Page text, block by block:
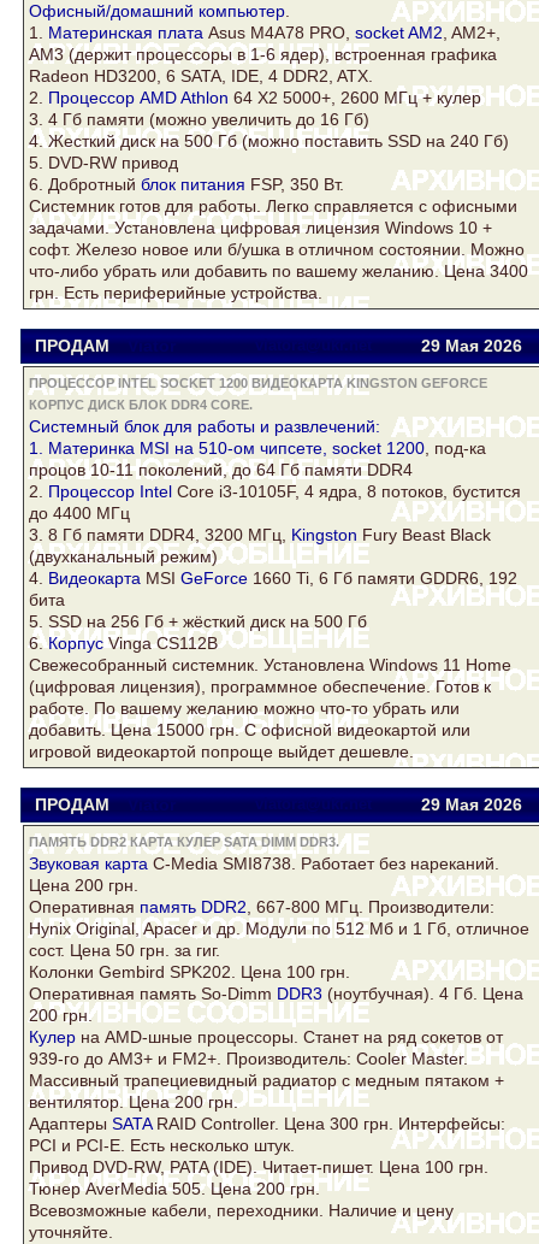
Офисный/домашний компьютер
1. Материнская плата Asus M4A78 PRO, socket AM2 , AM2+,
AM3 (держит процессоры в 1-6 ядер), встроенная графика
Radeon HD3200, 6 SATA, IDE, 4 DDR2 , ATX.
2. Процессор AMD Athlon 64 Х2 5000+, 2600 МГц +кулер
3. 4 Гб памяти (можно увеличить до 16 Гб)
4. Жесткийдискна 500 Гб (можно поставить SSD на 240 Гб)
5. DVD-RW привод
6. Добротный блок питания FSP, 350 Вт.
Системник готов для работы. Легко справляется с офисными
задачами. Установлена цифровая лицензия Windows 10 +
софт. Железо новое или б/ушка в отличном состоянии. Можно
что-либо убрать или добавить по вашему желанию. Цена 3400
грн. Есть периферийные устройства.
ПРОДАМ Viator viatora@ukr.net 29 Мая 2026
ПРОЦЕССОР INTEL SOCKET 1200 ВИДЕОКАРТА KINGSTON GEFORCE
КОРПУС ДИСК БЛОК DDR4 CORE.
Системный блок для работы и развлечений:
1. Материнка MSI на 510-ом чипсете, socket 1200 , под-ка
процов 10-11 поколений, до 64 Гб памятиDDR4
2. Процессор Intel Core i3-10105F, 4 ядра, 8 потоков, бустится
до 4400 МГц
3. 8 Гб памяти DDR4 , 3200 МГц, Kingston Fury Beast Black
(двухканальный режим)
4. Видеокарта MSI GeForce 1660 Ti, 6 Гб памяти GDDR6, 192
бита
5. SSD на 256 Гб + жёсткий диск на 500 Гб
6.Корпус Vinga CS112B
Свежесобранный системник. Установлена Windows 11 Home
(цифровая лицензия), программное обеспечение. Готов к
работе. По вашему желанию можно что-то убрать или
добавить. Цена 15000 грн. С офисной видеокартой или
игровой видеокартой попроще выйдет дешевле.
ПРОДАМ Viator viatora@ukr.net 29 Мая 2026
ПАМЯТЬ DDR2 КАРТА КУЛЕР SATA DIMM DDR3.
Звуковая карта C-Media SMI8738. Работает без нареканий.
Цена 200 грн.
Оперативная память DDR2 , 667-800 МГц. Производители:
Hynix Original, Apacer и др. Модули по 512 Мб и 1 Гб, отличное
сост. Цена 50 грн. за гиг.
Колонки Gembird SPK202. Цена 100 грн.
Оперативная память So-Dimm DDR3 (ноутбучная). 4 Гб. Цена
200 грн.
Кулер на AMD-шные процессоры. Станет на ряд сокетов от
939-го до AM3+ и FM2+. Производитель: Cooler Master.
Массивный трапециевидный радиатор с медным пятаком +
вентилятор. Цена 200 грн.
Адаптеры SATARAID Controller. Цена 300 грн. Интерфейсы:
PCI и PCI-E. Есть несколько штук.
Привод DVD-RW, PATA (IDE). Читает-пишет. Цена 100 грн.
Тюнер AverMedia 505. Цена 200 грн.
Всевозможные кабели, переходники. Наличие и цену
уточняйте.